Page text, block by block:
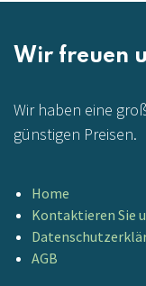
Wir freuen
Wir haben eine
günstigen Preisen.
Home
Kontaktieren Sie
AGB